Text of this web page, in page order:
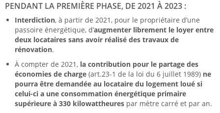
PENDANT LA PREMIÈRE PHASE, DE 2021 À 2023 :
Interdiction, à partir de 2021, pour le propriétaire d’une
passoire énergétique, d’augmenter librement le loyer entre
deux locataires sans avoir réalisé des travaux de
rénovation.
À compter de 2021, la contribution pour le partage des
économies de charge (art.23-1 de la loi du 6 juillet 1989) ne
pourra être demandée au locataire du logement loué si
celui-ci a une consommation énergétique primaire
supérieure à 330 kilowattheures par mètre carré et par an.